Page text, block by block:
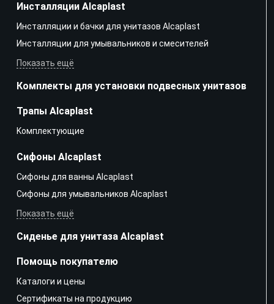
Инсталляции Alcaplast
Инсталляции и бачки для унитазов Alcaplast
Инсталляции для умывальников и смесителей
Показать ещё
Комплекты для установки подвесных унитазов
Трапы Alcaplast
Kомплектующие
Сифоны Alcaplast
Сифоны для ванны Alcaplast
Сифоны для умывальников Alcaplast
Показать ещё
Сиденье для унитаза Alcaplast
Помощь покупателю
Каталоги и цены
Сертификаты на продукцию